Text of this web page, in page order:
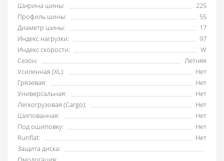
Ширина шины:
225
Профиль шины:
55
Диаметр шины:
17
Индекс нагрузки:
97
Индекс скорости:
W
Сезон:
Летняя
Усиленная (XL):
Нет
Грязевая:
Нет
Универсальная:
Нет
Легкогрузовая (Cargo):
Нет
Шипованная:
Нет
Под ошиповку:
Нет
Runflat:
Нет
Защита диска: